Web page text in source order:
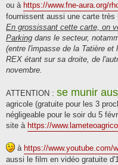
ou à https://www.fne-aura.org/
fournissent aussi une carte très
En grossissant cette carte, on
Parking dans le secteur,
(entre l'impasse de la Tatière et
REX étant sur sa droite, de
novembre.
ATTENTION : se munir
agricole (gratuite pour les 3
négligeable pour le soir du 5
site à https://
à https://www.youtube.com/
aussi le film en vidéo gratuite